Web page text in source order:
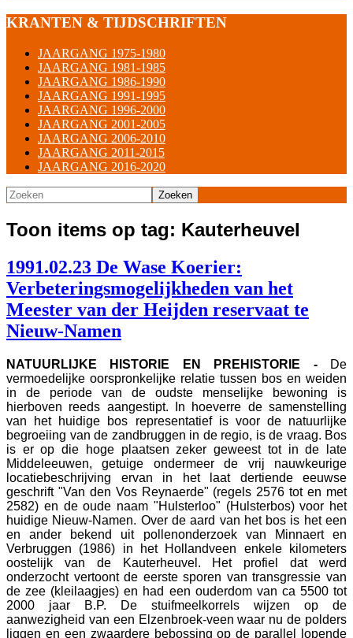
KRANTEN & TIJDSCHRIFTEN
JAARGANG 1975-1980
JAARGANG 1981-1985
JAARGANG 1986-1990
JAARGANG 1991-1995
JAARGANG 1996-2000
JAARGANG 2001-2005
JAARGANG 2006-2010
JAARGANG 2011-2015
JAARGANG 2016-2020
Zoeken
Toon items op tag: Kauterheuvel
1991.02.23 De Wase Koerier:
Verbeteringsmogelijkheden van het
Meester van der Heijden reservaat te
Nieuw-Namen
NATUURLIJKE HISTORIE EN PREHISTORIE -De
vermoedelijke oorspronkelijke relatie tussen bos en weiden
in de periode van de oudste menselijke bewoning is
hierboven reeds aangestipt. In hoeverre de samenstelling
van het huidige bos representatief is voor de natuurlijke
begroeiing van de zandbruggen in de regio, is de vraag. Bos
is er op die hoge plaatsen zeker geweest tot in de late
Middeleeuwen, getuige ondermeer de vrij nauwkeurige
locatiebeschrijving ervan in het laat dertiende eeuwse
geschrift "Van den Vos Reynaerde" (regels 2576 tot en met
2582) en de oude naam "Hulsterloo" (Hulsterbos) voor het
huidige Nieuw-Namen. Over de aard van het bos is het een
en ander bekend uit pollenonderzoek van Minnaert en
Verbruggen (1986) in het Hollandveen enkele kilometers
oostelijk van de Kauterheuvel. Het profiel dat werd
onderzocht vertoont de eerste sporen van transgressie van
de zee (kleilaagjes) en had een ouderdom van ca 5500 tot
2000 jaar B.P. De stuifmeelkorrels wijzen op de
aanwezigheid van een Elzenbroek-veen waar nu de polders
liggen en een zwaardere bebossing op de parallel lopende